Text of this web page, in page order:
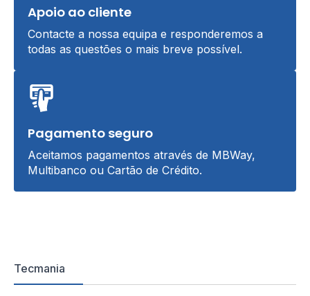
Apoio ao cliente
Contacte a nossa equipa e responderemos a
todas as questões o mais breve possível.
Pagamento seguro
Aceitamos pagamentos através de MBWay,
Multibanco ou Cartão de Crédito.
Tecmania